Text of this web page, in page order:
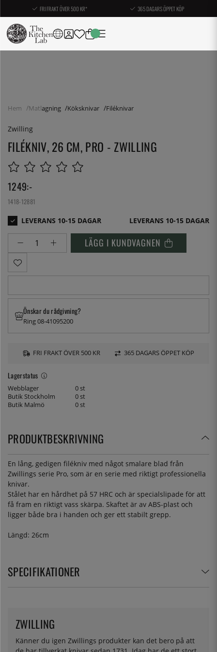
FRI FRAKT ÖVER 500 KR* 365 DAGARS ÖPPET KÖP
Hem Matlagning Köksknivar Filéknivar
Zwilling
FILÉKNIV, 26 CM, PRO - ZWILLING
1249:-
1418-12881
LEVERANS 10-15 DAGAR
LÄGG I KUNDVAGNEN
Lagerstatus
Webblager
0 st
Butik Stockholm
0 st
Butik Malmö
0 st
Önskar du rådgivning?
Ring 08-41095200
FRI FRAKT ÖVER 500 KR 365 DAGARS ÖPPET KÖP
PRODUKTBESKRIVNING
En lång, gedigen filékniv med något smalare blad från
Zwillings serie Pro, som är en serie med riktigt professionella
knivar.
Stålet har en hårdhet på 57 HRC och är specialslipade för att
få fram en riktigt vass skärpa. Skaftet är av ABS-plast och
ligger både bra i handen och ger ett stabilt grepp.
Längd: 26cm
SPECIFIKATIONER
Känner du igen Zwillings produkter kan det bero på att
ZWILLING